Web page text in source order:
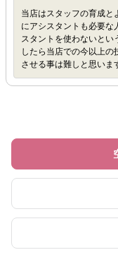
当店はスタッフの育成と
にアシスタントも必要な
スタントを使わないとい
したら当店での今以上の
させる事は難しと思いま